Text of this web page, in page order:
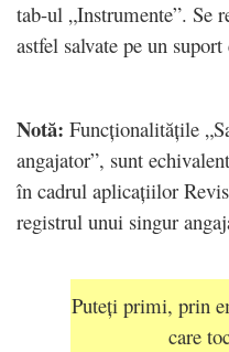
tab-ul „Instrumente”. Se
astfel salvate pe un
Notă: Funcționalitățile
angajator”, sunt
în cadrul aplicațiilor
registrul unui singur
Puteți primi, prin
care